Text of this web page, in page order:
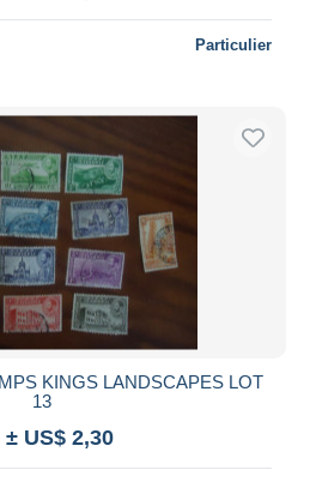
Particulier
KINGS LANDSCAPES LOT
13
± US$ 2,30